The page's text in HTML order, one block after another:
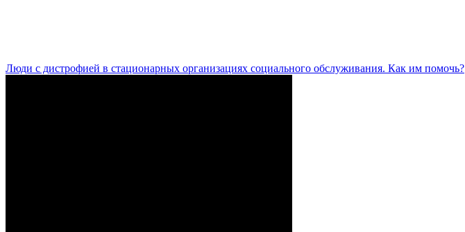
Люди с дистрофией в стационарных организациях социального обслуживания. Как им помочь?